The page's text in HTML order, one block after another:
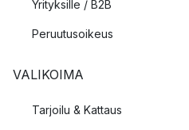
Yrityksille / B2B
Peruutusoikeus
VALIKOIMA
Tarjoilu & Kattaus